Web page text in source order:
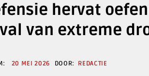
hervat
van extreme
20 MEI 2026 REDACTIE